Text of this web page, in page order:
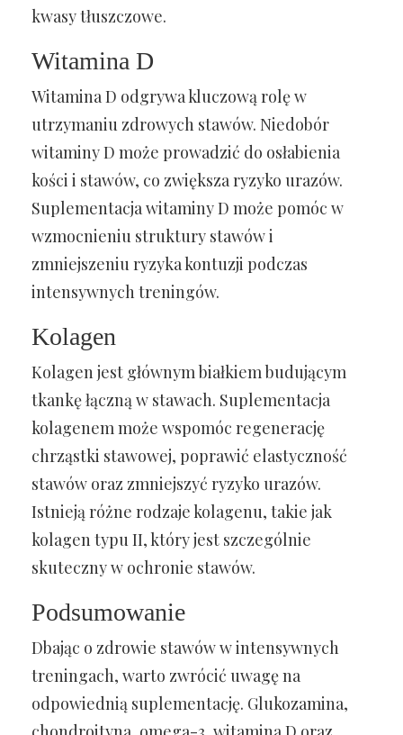
kwasy tłuszczowe.
Witamina D
Witamina D odgrywa kluczową rolę w
utrzymaniu zdrowych stawów. Niedobór
witaminy D może prowadzić do osłabienia
kości i stawów, co zwiększa ryzyko urazów.
Suplementacja witaminy D może pomóc w
wzmocnieniu struktury stawów i
zmniejszeniu ryzyka kontuzji podczas
intensywnych treningów.
Kolagen
Kolagen jest głównym białkiem budującym
tkankę łączną w stawach. Suplementacja
kolagenem może wspomóc regenerację
chrząstki stawowej, poprawić elastyczność
stawów oraz zmniejszyć ryzyko urazów.
Istnieją różne rodzaje kolagenu, takie jak
kolagen typu II, który jest szczególnie
skuteczny w ochronie stawów.
Podsumowanie
Dbając o zdrowie stawów w intensywnych
treningach, warto zwrócić uwagę na
odpowiednią suplementację. Glukozamina,